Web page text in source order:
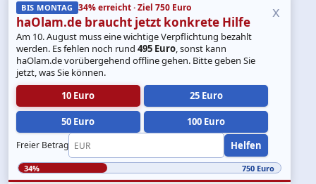
BIS MONTAG 34% erreicht · Ziel 750 Euro
haOlam.de braucht jetzt konkrete Hilfe
Am 10. August muss eine wichtige Verpflichtung bezahlt
werden. Es fehlen noch rund495 Euro, sonst kann
haOlam.de vorübergehend offline gehen. Bitte geben Sie
jetzt, was Sie können.
10 Euro
25 Euro
50 Euro 100 Euro
Freier Betrag Helfen
x
34% 750 Euro